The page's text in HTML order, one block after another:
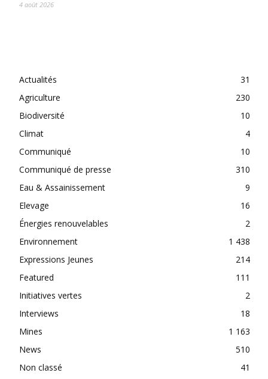
4 août 2026
Actualités
31
Agriculture
230
Biodiversité
10
Climat
4
Communiqué
10
Communiqué de presse
310
Eau & Assainissement
9
Elevage
16
Énergies renouvelables
2
Environnement
1 438
Expressions Jeunes
214
Featured
111
Initiatives vertes
2
Interviews
18
Mines
1 163
News
510
Non classé
41